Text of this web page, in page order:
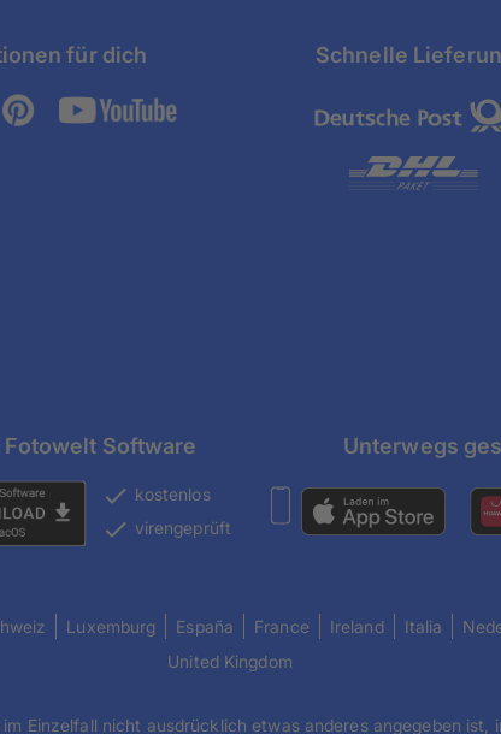
für dich Schnelle
Software
kostenlos
virengeprüft
Unterwegs
Luxemburg España France Ireland Italia
United Kingdom
Einzelfall nicht ausdrücklich etwas anderes angegeben ist,